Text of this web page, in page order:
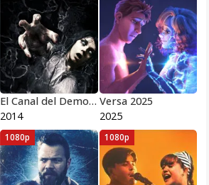
El Canal del Demonio
2014
Versa 2025
2025
1080p 1080p